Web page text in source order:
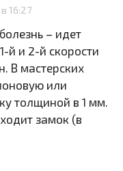
16:27
– идет
й и 2-й скорости
В мастерских
или
толщиной в 1 мм.
замок (в